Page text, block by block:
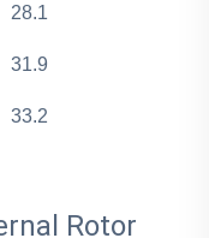
28.1
31.9
33.2